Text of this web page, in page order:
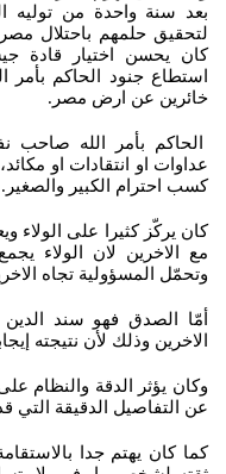
بعد سنة واحدة من توليه
لتحقيق حلمهم باحتلال
كان يحسن اختيار قادة
استطاع جنود الحاكم بأمر
خائرين عن ارض مصر.
الحاكم بأمر الله صاحب
عداوات او انتقادات او مكائد،
كسب احترام الكبير والصغير.
كان يركّز كثيرا على الولاء
مع الاخرين لان الولاء يجمع
وتحمّل المسؤولية تجاه
أمّا الصدق فهو سند الدين
الاخرين وذلك لأن نتيجته
وكان يؤثر الدقة والنظام
عن التفاصيل الدقيقة التي قد
كما كان يهتم جدا